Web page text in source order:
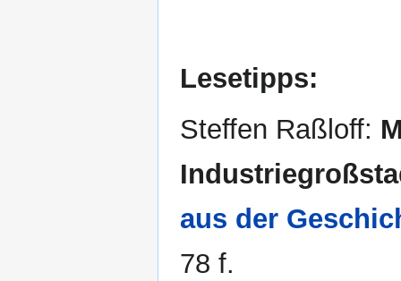
Lesetipps:
Steffen Raßloff:
aus der
78 f.